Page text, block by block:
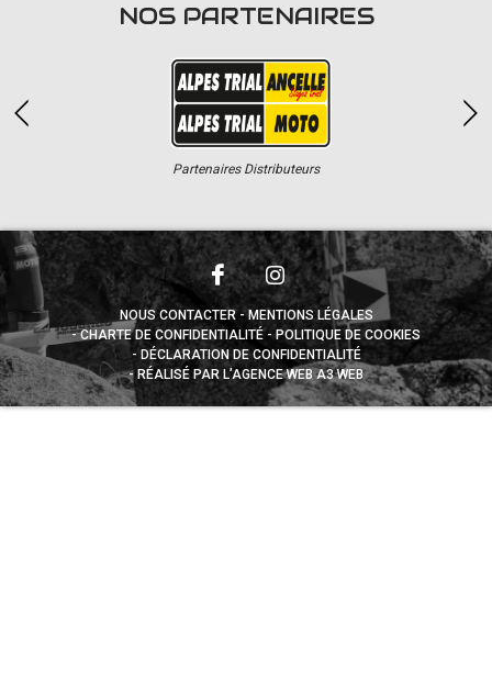
PARTENAIRESNOS PARTENAIRES
Partenaires Distributeurs
NOUS CONTACTER
MENTIONS LÉGALES
CHARTE DE CONFIDENTIALITÉ
POLITIQUE DE COOKIES
DÉCLARATION DE CONFIDENTIALITÉ
RÉALISÉ PAR L’AGENCE WEB A3 WEB